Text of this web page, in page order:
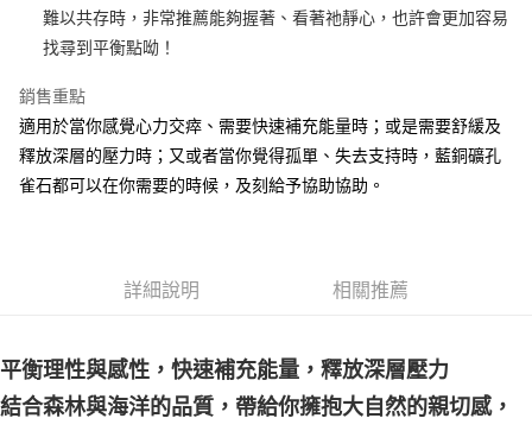
悠遊付
ATM付款
全家取貨付款
每筆NT$80，滿NT$3,000(含以上)免運費
賣家宅配幫您送（台灣）
郵局幫你送（離島）
每筆NT$80，滿NT$3,000(含以上)免運費
難以共存時，非常推薦能夠握著、看著祂靜心，也許會更加容易
找尋到平衡點呦！
銷售重點
適用於當你感覺心力交瘁、需要快速補充能量時；或是需要舒緩及
釋放深層的壓力時；又或者當你覺得孤單、失去支持時，藍銅礦孔
雀石都可以在你需要的時候，及刻給予協助協助。
詳細說明 相關推薦
平衡理性與感性，快速補充能量，釋放深層壓力
結合森林與海洋的品質，帶給你擁抱大自然的親切感，